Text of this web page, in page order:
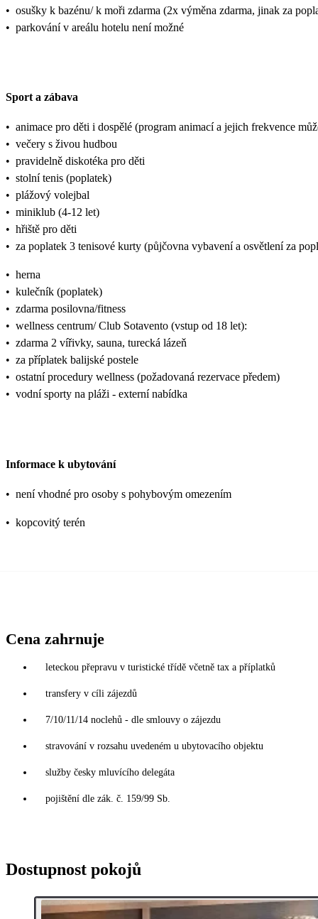
• osušky k bazénu/ k moři zdarma (2x výměna zdarma, jinak za
• parkování v areálu hotelu není možné
Sport a zábava
• animace pro děti i dospělé (program animací a jejich frekvence
• večery s živou hudbou
• pravidelně diskotéka pro děti
• stolní tenis (poplatek)
• plážový volejbal
• miniklub (4-12 let)
• hřiště pro děti
• za poplatek 3 tenisové kurty (půjčovna vybavení a osvětlení za
• herna
• kulečník (poplatek)
• zdarma posilovna/fitness
• wellness centrum/ Club Sotavento (vstup od 18 let):
• zdarma 2 vířivky, sauna, turecká lázeň
• za příplatek balijské postele
• ostatní procedury wellness (požadovaná rezervace předem)
• vodní sporty na pláži - externí nabídka
Informace k ubytování
• není vhodné pro osoby s pohybovým omezením
• kopcovitý terén
Cena zahrnuje
leteckou přepravu v turistické třídě včetně tax a příplatků
transfery v cíli zájezdů
7/10/11/14 noclehů - dle smlouvy o zájezdu
stravování v rozsahu uvedeném u ubytovacího objektu
služby česky mluvícího delegáta
pojištění dle zák. č. 159/99 Sb.
Dostupnost pokojů